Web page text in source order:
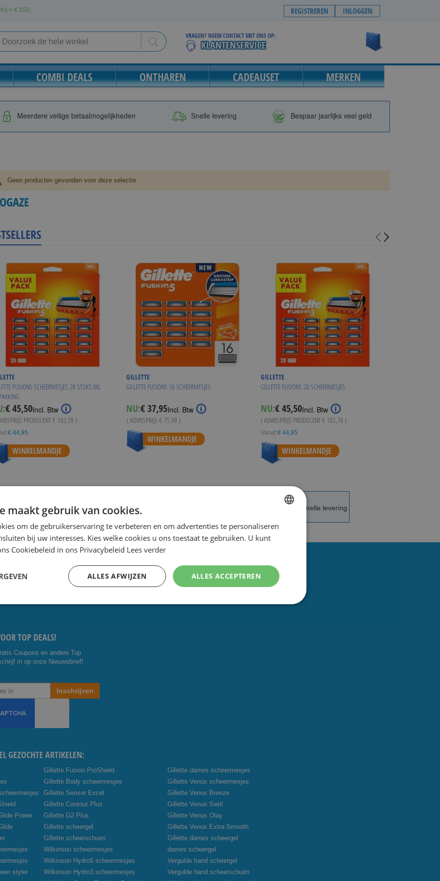
> €150,- REGISTREREN INLOGGEN
Search
VRAGEN? NEEM CONTACT MET ONS OP:
COMBI DEALS ONTHAREN CADEAUSET MERKEN
Meerdere veilige betaalmogelijkheden Snelle levering Bespaar jaarlijks veel geld
Geen producten gevonden voor deze selectie.
FUSION5 SCHEERMESJES 20 STUKS XXL
€ 45,50Incl. Btw
PRODUCENT€ 102,78 )
€ 44,95
WINKELMANDJE
GILLETTE
GILLETTE FUSION5 16 SCHEERMESJES
NU:Special
Price
€ 37,95Incl. Btw
( ADVIESPRIJS € 75,98 )
WINKELMANDJE
GILLETTE
GILLETTE FUSION5 20 SCHEERMESJES
NU:€ 45,50Incl. Btw
( ADVIESPRIJS PRODUCENT€ 102,78 )
Vanaf € 44,95
WINKELMANDJE
de scherpste prijs. Speciale Dag- en Weekaanbiedingen. Snelle levering.
ok
e
TOP DEALS!
Coupons en andere Top
in op onze Nieuwsbrief!
Inschrijven
GEZOCHTE ARTIKELEN:
Power
styler
Gillette Fusion ProShield
Gillette Body scheermesjes
Gillette Sensor Excel
Gillette Contour Plus
Gillette G2 Plus
Gillette scheergel
Gillette scheerschuim
Wilkinson scheermesjes
Wilkinson Hydro5 scheermesjes
Wilkinson Hydro3 scheermesjes
Gillette dames scheermesjes
Gillette Venus scheermesjes
Gillette Venus Breeze
Gillette Venus Swirl
Gillette Venus Olay
Gillette Venus Extra Smooth
Gillette dames scheergel
dames scheergel
Vergulde hand scheergel
Vergulde hand scheerschuim
DUTCH
ENGLISH
maakt gebruik van cookies.
om de gebruikerservaring te verbeteren en om advertenties te personaliseren
bij uw interesses. Kies welke cookies u ons toestaat te gebruiken. U kunt
Cookiebeleid in ons Privacybeleid Lees verder
ALLES ACCEPTEREN
ALLES AFWIJZEN